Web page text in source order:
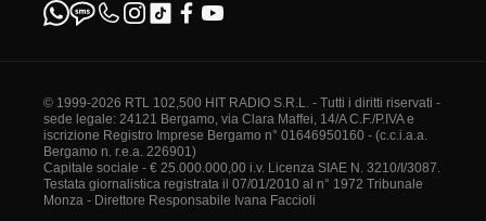
© 1999-2026 RTL 102,500 HIT RADIO S.R.L. - Tutti i diritti riservati -
sede legale: 24121 Bergamo, via Clara Maffei, 14/A C.F./P.IVA e
iscrizione Registro Imprese Bergamo n° 01646950160 - (c.c.i.a.a.
Bergamo n. r.e.a. 226901)
Capitale sociale - € 25.000.000,00 i.v. Licenza SIAE N. 3210/I/3087.
Testata giornalistica registrata il 07/01/2010 al n° 1972 Tribunale
Monza - Direttore Responsabile Ivana Faccioli